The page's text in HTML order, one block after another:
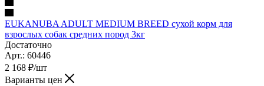
EUKANUBA ADULT MEDIUM BREED сухой корм для
взрослых собак средних пород 3кг
Достаточно
Арт.: 60446
2 168 ₽/шт
Варианты цен